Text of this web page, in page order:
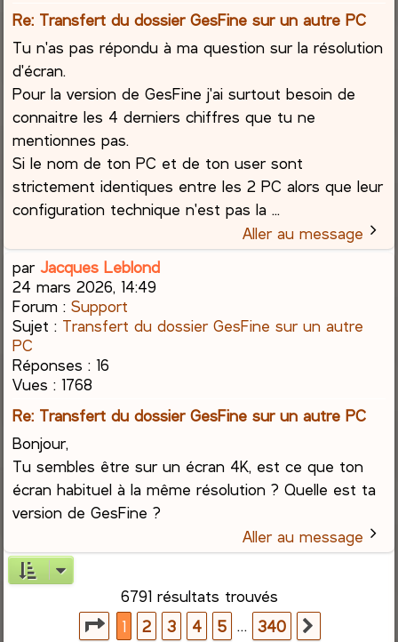
Re: Transfert du dossier GesFine sur un autre PC
Tu n'as pas répondu à ma question sur la résolution
d'écran.
Pour la version de GesFine j'ai surtout besoin de
connaitre les 4 derniers chiffres que tu ne
mentionnes pas.
Si le nom de ton PC et de ton user sont
strictement identiques entre les 2 PC alors que leur
configuration technique n'est pas la ...
Aller au message
parJacques Leblond
24 mars 2026, 14:49
Forum :Support
Sujet : Transfert du dossier GesFine sur un autre
PC
Réponses : 16
Vues : 1768
Re: Transfert du dossier GesFine sur un autre PC
Bonjour,
Tu sembles être sur un écran 4K, est ce que ton
écran habituel à la même résolution ? Quelle est ta
version de GesFine ?
Aller au message
6791 résultats trouvés
Page1sur 340
1 2 3 4 5 … 340